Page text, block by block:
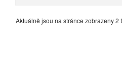
Aktuálně jsou na stránce zobrazeny 2